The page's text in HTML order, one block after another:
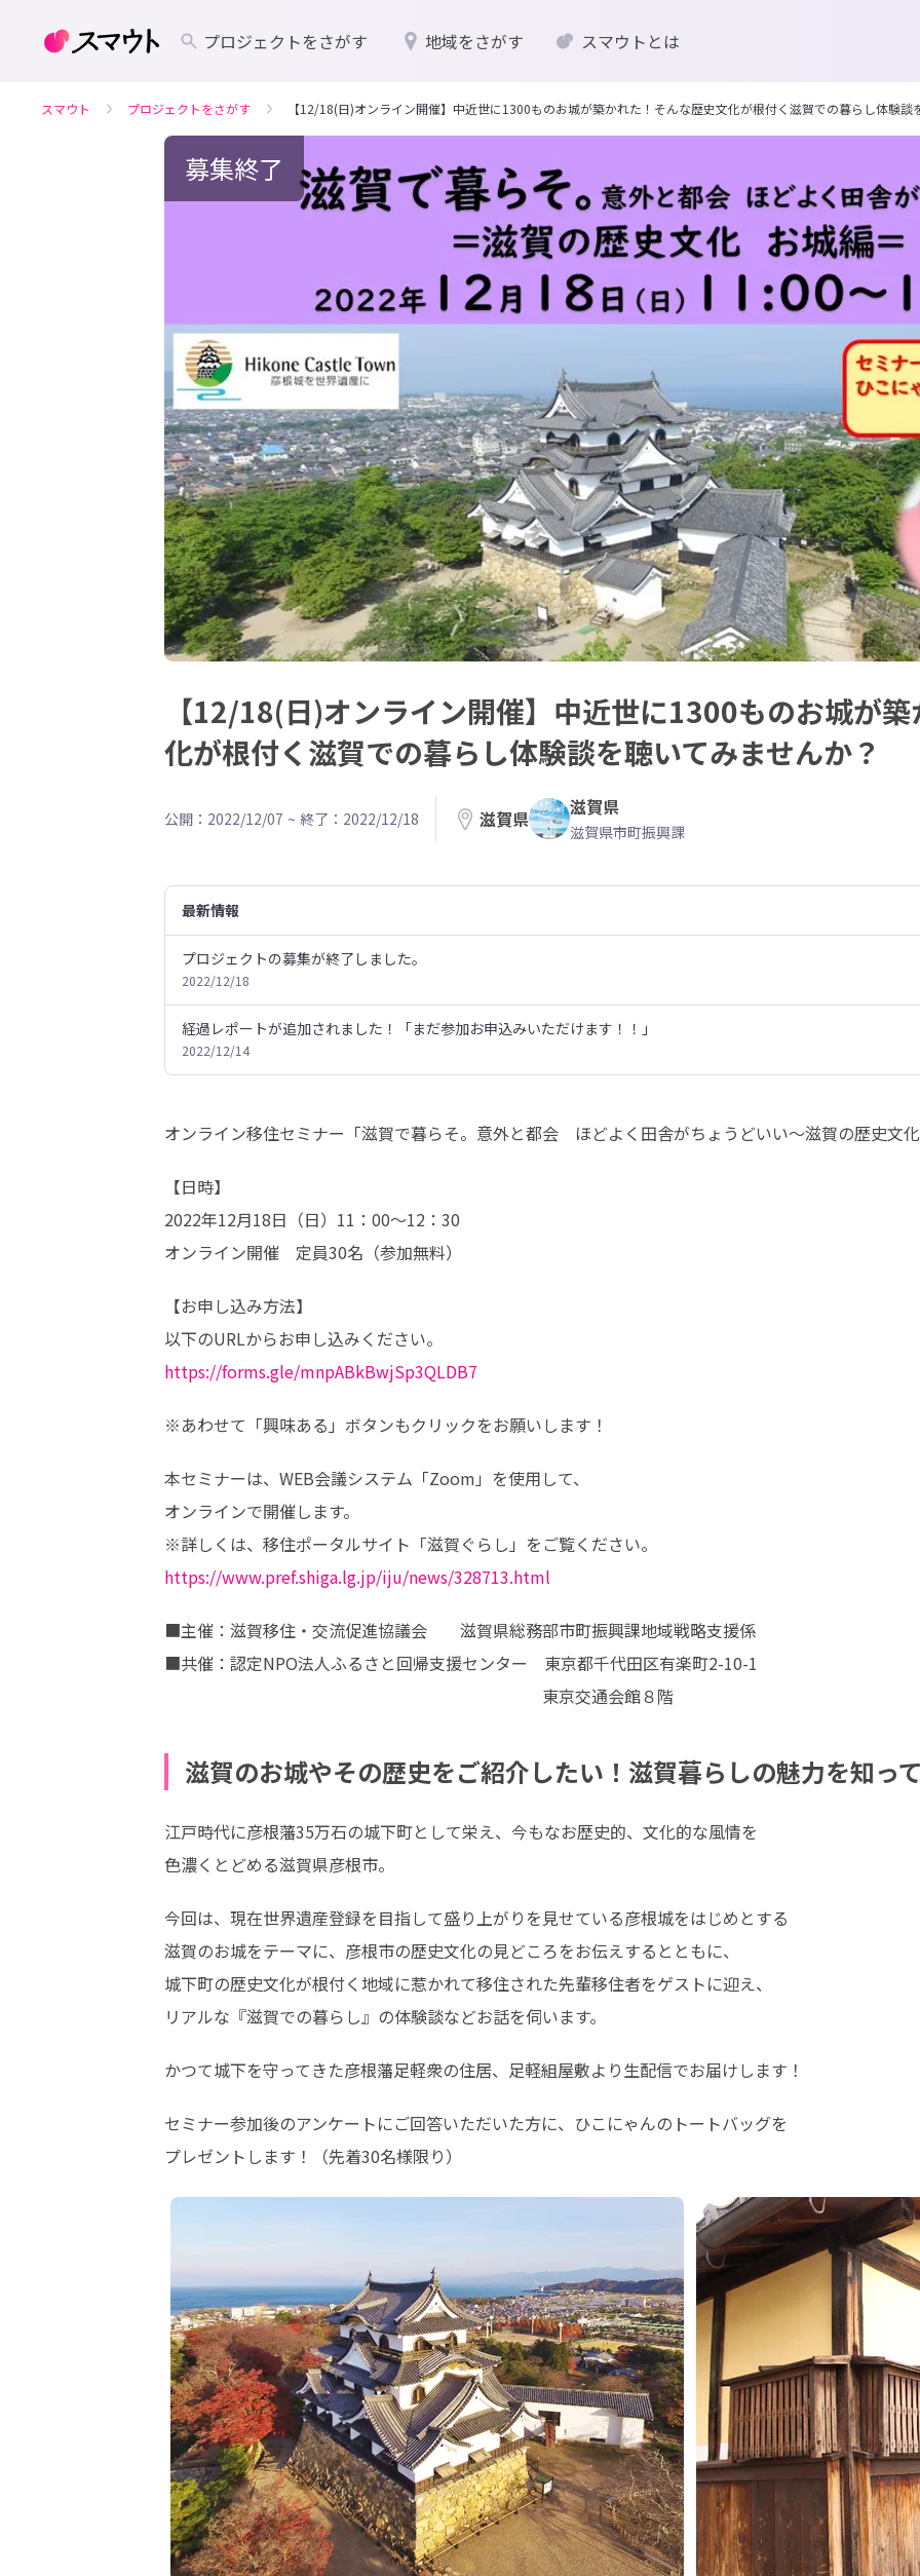
プロジェクトをさがす 地域をさがす スマウトとは
スマウト プロジェクトをさがす 【12/18(日)オンライン開催】中近世に1300ものお城が築かれた！そんな歴史文化が根付く滋賀での暮らし体験談
募集終了
【12/18(日)オンライン開催】中近世に1300ものお城が
化が根付く滋賀での暮らし体験談を聴いてみませんか？
公開：2022/12/07 ~ 終了：2022/12/18 滋賀県 滋賀県
滋賀県市町振興課
最新情報
プロジェクトの募集が終了しました。
2022/12/18
経過レポートが追加されました！「まだ参加お申込みいただけます！！」
2022/12/14
オンライン移住セミナー「滋賀で暮らそ。意外と都会　ほどよく田舎がちょうどいい～滋賀の歴史文
【日時】
2022年12月18日（日）11：00～12：30
オンライン開催　定員30名（参加無料）
【お申し込み方法】
https://forms.gle/mnpABkBwjSp3QLDB7
※あわせて「興味ある」ボタンもクリックをお願いします！
本セミナーは、WEB会議システム「Zoom」を使用して、
オンラインで開催します。
https://www.pref.shiga.lg.jp/iju/news/328713.html
■主催：滋賀移住・交流促進協議会　　滋賀県総務部市町振興課地域戦略支援係
■共催：認定NPO法人ふるさと回帰支援センター　東京都千代田区有楽町2-10-1
東京交通会館８階
滋賀のお城やその歴史をご紹介したい！滋賀暮らしの魅力を知っ
江戸時代に彦根藩35万石の城下町として栄え、今もなお歴史的、文化的な風情を
色濃くとどめる滋賀県彦根市。
今回は、現在世界遺産登録を目指して盛り上がりを見せている彦根城をはじめとする
滋賀のお城をテーマに、彦根市の歴史文化の見どころをお伝えするとともに、
城下町の歴史文化が根付く地域に惹かれて移住された先輩移住者をゲストに迎え、
リアルな『滋賀での暮らし』の体験談などお話を伺います。
かつて城下を守ってきた彦根藩足軽衆の住居、足軽組屋敷より生配信でお届けします！
セミナー参加後のアンケートにご回答いただいた方に、ひこにゃんのトートバッグを
プレゼントします！（先着30名様限り）